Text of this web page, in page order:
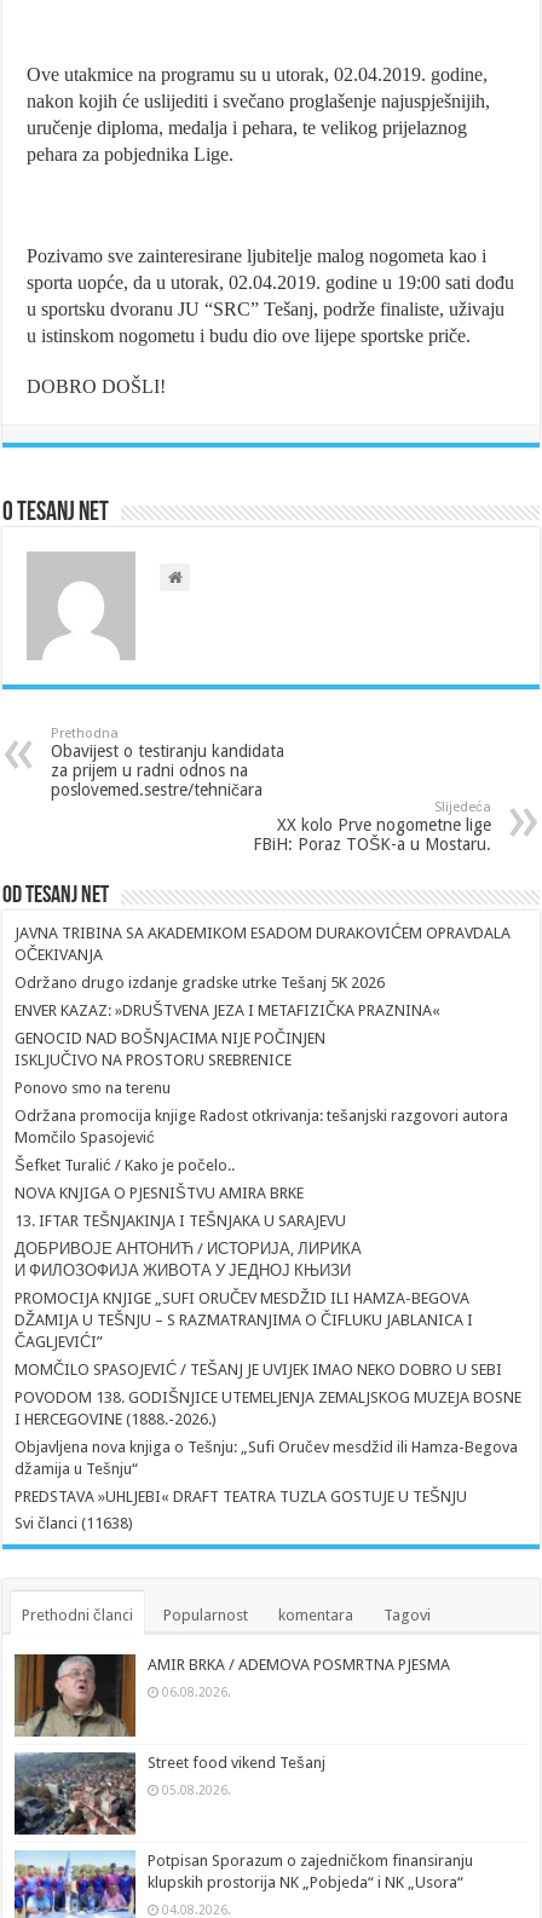
Ove utakmice na programu su u utorak, 02.04.2019. godine,
nakon kojih će uslijediti i svečano proglašenje najuspješnijih,
uručenje diploma, medalja i pehara, te velikog prijelaznog
pehara za pobjednika Lige.
Pozivamo sve zainteresirane ljubitelje malog nogometa kao i
sporta uopće, da u utorak, 02.04.2019. godine u 19:00 sati dođu
u sportsku dvoranu JU “SRC” Tešanj, podrže finaliste, uživaju
u istinskom nogometu i budu dio ove lijepe sportske priče.
DOBRO DOŠLI!
O Tesanj Net
Prethodna
Obavijest o testiranju kandidata
za prijem u radni odnos na
poslovemed.sestre/tehničara
Slijedeća
XX kolo Prve nogometne lige
FBiH: Poraz TOŠK-a u Mostaru.
Od Tesanj Net
JAVNA TRIBINA SA AKADEMIKOM ESADOM DURAKOVIĆEM OPRAVDALA
OČEKIVANJA
Održano drugo izdanje gradske utrke Tešanj 5K 2026
ENVER KAZAZ: »DRUŠTVENA JEZA I METAFIZIČKA PRAZNINA«
GENOCID NAD BOŠNJACIMA NIJE POČINJEN
ISKLJUČIVO NA PROSTORU SREBRENICE
Ponovo smo na terenu
Održana promocija knjige Radost otkrivanja: tešanjski razgovori autora
Momčilo Spasojević
Šefket Turalić / Kako je počelo..
NOVA KNJIGA O PJESNIŠTVU AMIRA BRKE
13. IFTAR TEŠNJAKINJA I TEŠNJAKA U SARAJEVU
ДОБРИВОЈЕ АНТОНИЋ / ИСТОРИЈА, ЛИРИКА
И ФИЛОЗОФИЈА ЖИВОТА У ЈЕДНОЈ КЊИЗИ
PROMOCIJA KNJIGE „SUFI ORUČEV MESDŽID ILI HAMZA-BEGOVA
DŽAMIJA U TEŠNJU – S RAZMATRANJIMA O ČIFLUKU JABLANICA I
ČAGLJEVIĆI”
MOMČILO SPASOJEVIĆ / TEŠANJ JE UVIJEK IMAO NEKO DOBRO U SEBI
POVODOM 138. GODIŠNJICE UTEMELJENJA ZEMALJSKOG MUZEJA BOSNE
I HERCEGOVINE (1888.-2026.)
Objavljena nova knjiga o Tešnju: „Sufi Oručev mesdžid ili Hamza-Begova
džamija u Tešnju“
PREDSTAVA »UHLJEBI« DRAFT TEATRA TUZLA GOSTUJE U TEŠNJU
Svi članci (11638)
Prethodni članci Popularnost komentara Tagovi
AMIR BRKA / ADEMOVA POSMRTNA PJESMA
06.08.2026.
Street food vikend Tešanj
05.08.2026.
Potpisan Sporazum o zajedničkom finansiranju
klupskih prostorija NK „Pobjeda“ i NK „Usora“
04.08.2026.